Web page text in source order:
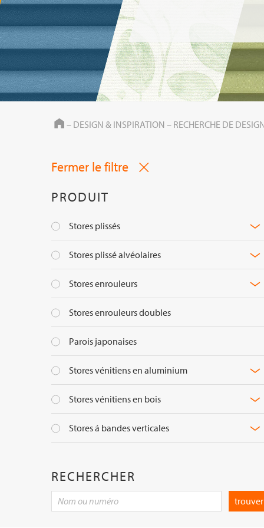
HOME
– DESIGN & INSPIRATION – RECHERCHE DE
Fermer le filtre
PRODUIT
Stores plissés
Stores plissé alvéolaires
Stores enrouleurs
Stores enrouleurs doubles
Parois japonaises
Stores vénitiens en aluminium
Stores vénitiens en bois
Stores á bandes verticales
RECHERCHER